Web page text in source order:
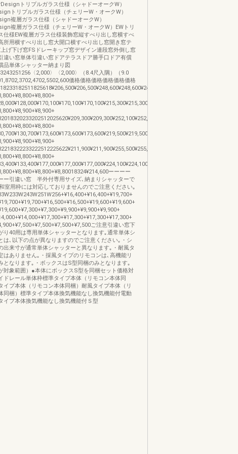
トリプルガラス仕様（シャドーオークW）
トリプルガラス仕様（チェリーW・オークW）
複層ガラス仕様（シャドーオークW）
複層ガラス仕様（チェリーW・オークW）EWトリ
仕様EW複層ガラス仕様装飾窓縦すべり出し窓横すべ
所用横すべり出し窓大開口横すべり出し窓開き窓テ
げ下げ窓FSドレーキップ窓デザイン連段窓外倒し窓
違い窓単体引違い窓ドアテラスドア勝手口ドア有償
品単体シャッター納まり図
〈2,000〉〈2,000〉（8.4尺入隅）（9.0
価格価格価格価格価格価格
ーーーー
ー引違い窓 半外付専用サイズ､納まりシャッターで
室用枠には対応しておりませんのでご注意ください｡
ご注意引違い窓下
り40用は専用単体シャッターとなります｡通常単体シ
は､以下の点が異なりますのでご注意ください｡・シ
出来寸が通常単体シャッターと異なります｡・耐風タ
はありません｡・採風タイプのリモコンは､高機能リ
となります｡・ボックスはS型同梱のみとなります｡
象範囲）●本体にボックスS型を同梱セット価格対
ドレール単体枠標準タイプ本体（リモコン本体同
イプ本体（リモコン本体同梱）耐風タイプ本体（リ
同梱）標準タイプ本体換気機能なし換気機能付電動
イプ本体換気機能なし換気機能付Ｓ型